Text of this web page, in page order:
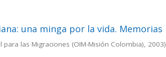
una minga por la vida. Memorias
para las Migraciones (OIM-Misión Colombia), 2003)